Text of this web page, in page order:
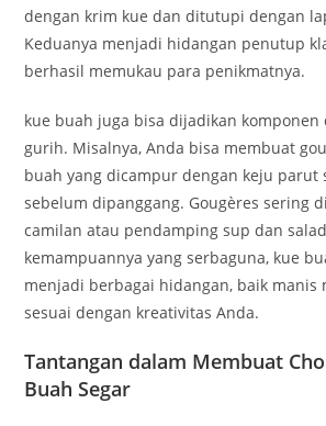
dengan krim kue dan ditutupi dengan
Keduanya menjadi hidangan penutup
berhasil memukau para penikmatnya.
kue buah juga bisa dijadikan komponen
gurih. Misalnya, Anda bisa membuat
buah yang dicampur dengan keju parut
sebelum dipanggang. Gougères sering
camilan atau pendamping sup dan
kemampuannya yang serbaguna, kue
menjadi berbagai hidangan, baik manis
sesuai dengan kreativitas Anda.
Tantangan dalam Membuat
Buah Segar